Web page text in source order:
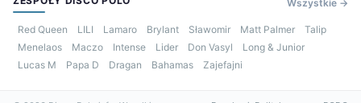
Wszystkie →
Red Queen LILI Lamaro Brylant Sławomir Matt Palmer
Talip
Menelaos
Maczo Intense Lider Don Vasyl
Long & Junior
Lucas M
Papa D Dragan Bahamas Zajefajni